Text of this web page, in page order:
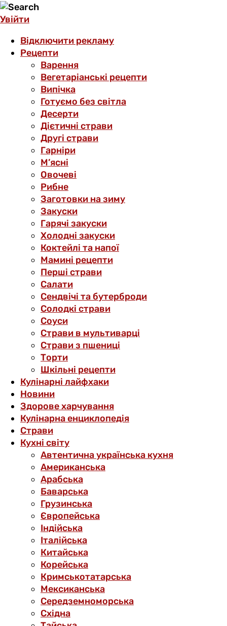
Увійти
Відключити рекламу
Рецепти
Варення
Вегетаріанські рецепти
Випічка
Готуємо без світла
Десерти
Дієтичні страви
Другі страви
Гарніри
М’ясні
Овочеві
Рибне
Заготовки на зиму
Закуски
Гарячі закуски
Холодні закуски
Коктейлі та напої
Мамині рецепти
Перші страви
Салати
Сендвічі та бутерброди
Солодкі страви
Соуси
Страви в мультиварці
Страви з пшениці
Торти
Шкільні рецепти
Кулінарні лайфхаки
Новини
Здорове харчування
Кулінарна енциклопедія
Страви
Кухні світу
Автентична українська кухня
Американська
Арабська
Баварська
Грузинська
Європейська
Індійська
Італійська
Китайська
Корейська
Кримськотатарська
Мексиканська
Середземноморська
Східна